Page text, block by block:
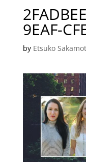
9EAF-
by Etsuko